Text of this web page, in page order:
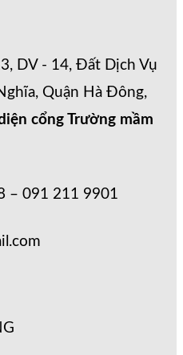
DV - 14, Đất Dịch Vụ
Quận Hà Đông,
cổng Trường mầm
– 091 211 9901